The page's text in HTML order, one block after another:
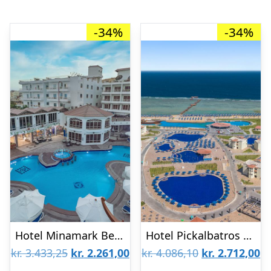
-34%
Hotel Minamark Beach Resort & Spa
kr.3.433,25 Den
kr. 2.261,00Den
-34%
Hotel Pickalbatros Makadi Resort
kr.4.086,10 Den
kr. 2.712,00